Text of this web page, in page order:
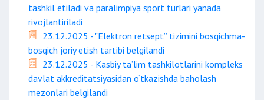
tashkil etiladi va paralimpiya sport turlari yanada
rivojlantiriladi
23.12.2025 - "Elektron retsept” tizimini bosqichma-
bosqich joriy etish tartibi belgilandi
23.12.2025 - Kasbiy ta’lim tashkilotlarini kompleks
davlat akkreditatsiyasidan o‘tkazishda baholash
mezonlari belgilandi